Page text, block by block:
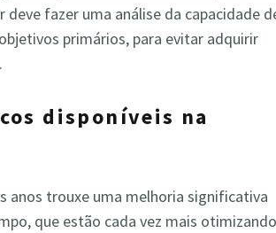
fazer uma análise da capacidade
primários, para evitar adquirir
disponíveis na
anos trouxe uma melhoria significativa
que estão cada vez mais otimizando